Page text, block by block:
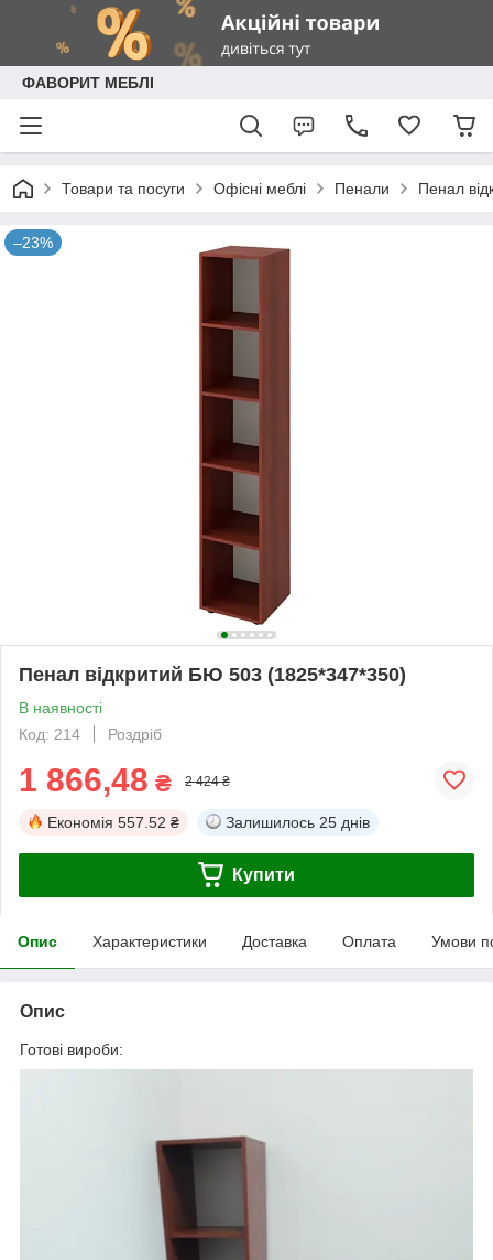
ФАВОРИТ МЕБЛІ
Товари та посуги Офісні меблі Пенали Пенал
–23%
Пенал відкритий БЮ 503 (1825*347*350)
В наявності
Код: 214
Роздріб
1 866,48 ₴ 2 424 ₴
Економія 557.52 ₴ Залишилось 25 днів
Купити
Опис Характеристики Доставка Оплата Умови
Опис
Готові вироби: